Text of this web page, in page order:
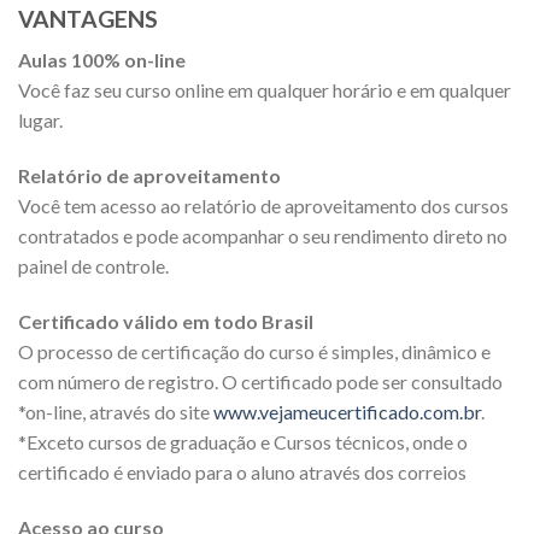
VANTAGENS
Aulas 100% on-line
Você faz seu curso online em qualquer horário e em qualquer
lugar.
Relatório de aproveitamento
Você tem acesso ao relatório de aproveitamento dos cursos
contratados e pode acompanhar o seu rendimento direto no
painel de controle.
Certificado válido em todo Brasil
O processo de certificação do curso é simples, dinâmico e
com número de registro. O certificado pode ser consultado
*on-line, através do sitewww.vejameucertificado.com.br.
*Exceto cursos de graduação e Cursos técnicos, onde o
certificado é enviado para o aluno através dos correios
Acesso ao curso